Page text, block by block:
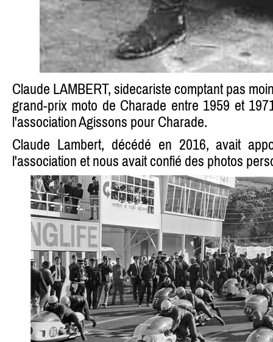
Claude LAMBERT, sidecariste comptant pas
grand-prix moto de Charade entre 1959 et
l'association Agissons pour Charade.
Claude Lambert, décédé en 2016, avait
l'association et nous avait confié des photos